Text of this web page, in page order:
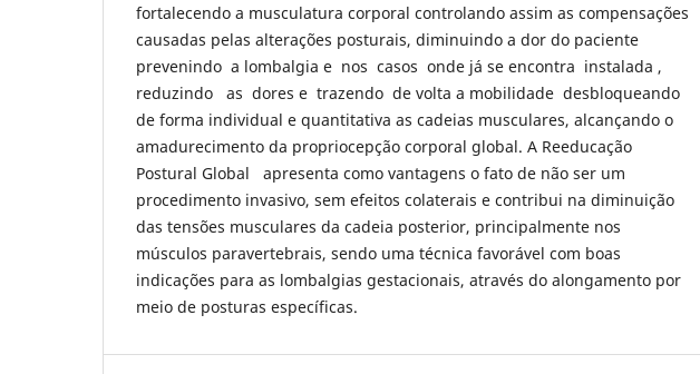
fortalecendo a musculatura corporal controlando assim as compensações
causadas pelas alterações posturais, diminuindo a dor do paciente
prevenindo a lombalgia e nos casos onde já se encontra instalada ,
reduzindo as dores e trazendo de volta a mobilidade desbloqueando
de forma individual e quantitativa as cadeias musculares, alcançando o
amadurecimento da propriocepção corporal global. A Reeducação
Postural Global apresenta como vantagens o fato de não ser um
procedimento invasivo, sem efeitos colaterais e contribui na diminuição
das tensões musculares da cadeia posterior, principalmente nos
músculos paravertebrais, sendo uma técnica favorável com boas
indicações para as lombalgias gestacionais, através do alongamento por
meio de posturas específicas.